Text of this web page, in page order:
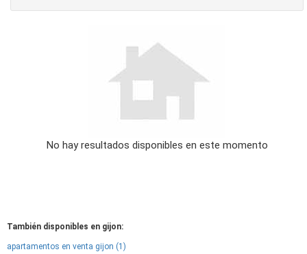
No hay resultados disponibles en este momento
También disponibles en gijon:
apartamentos en venta gijon (1)